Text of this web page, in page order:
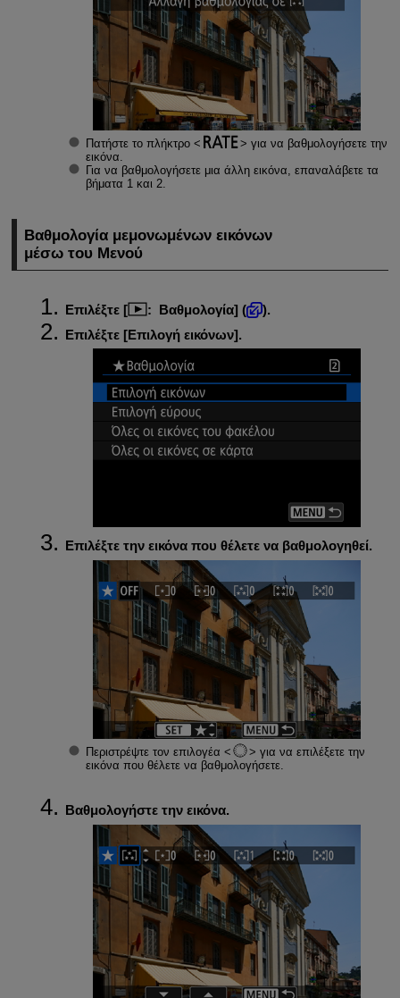
Πατήστε το πλήκτρο
για να βαθμολογήσετε την
εικόνα.
Για να βαθμολογήσετε μια άλλη εικόνα, επαναλάβετε τα
βήματα 1 και 2.
Βαθμολογία μεμονωμένων εικόνων
μέσω του Μενού
Επιλέξτε [ : Βαθμολογία] (
).
Επιλέξτε [Επιλογή εικόνων].
Επιλέξτε την εικόνα που θέλετε να βαθμολογηθεί.
Περιστρέψτε τον επιλογέα
για να επιλέξετε την
εικόνα που θέλετε να βαθμολογήσετε.
Βαθμολογήστε την εικόνα.